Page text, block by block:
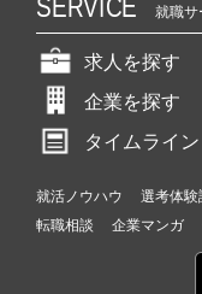
SERVICE 就職サ
求人を探す
企業を探す
タイムライン
就活ノウハウ 選考体験
転職相談
企業マンガ